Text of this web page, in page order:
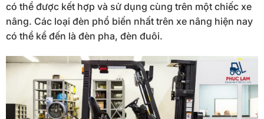
có thể được kết hợp và sử dụng cùng trên một chiếc xe
nâng. Các loại đèn phổ biến nhất trên xe nâng hiện nay
có thể kể đến là đèn pha, đèn đuôi.